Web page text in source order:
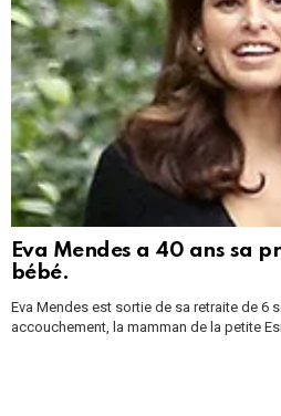
Eva Mendes a 40 ans sa
bébé.
Eva Mendes est sortie de sa retraite de 6
accouchement, la mamman de la petite